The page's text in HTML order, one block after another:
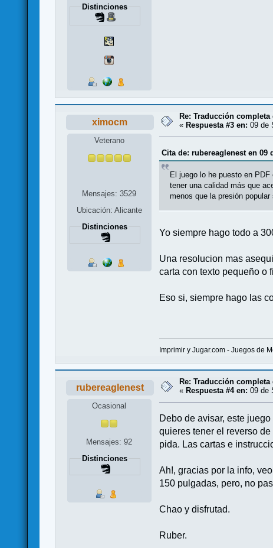
Distinciones
ximocm
Veterano
Mensajes: 3529
Ubicación: Alicante
Distinciones
Re: Traducción
« Respuesta #3 en: 09 de
Cita de: rubereaglenest en 09
El juego lo he puesto en
tener una calidad más que
menos que la presión
Yo siempre hago todo a
Una resolucion mas
carta con texto pequeño o
Eso si, siempre hago las
Imprimir y Jugar.com - Juegos de
rubereaglenest
Ocasional
Mensajes: 92
Distinciones
Re: Traducción
« Respuesta #4 en: 09 de
Debo de avisar, este
quieres tener el reverso
pida. Las cartas e
Ah!, gracias por la info,
150 pulgadas, pero, no
Chao y disfrutad.
Ruber.